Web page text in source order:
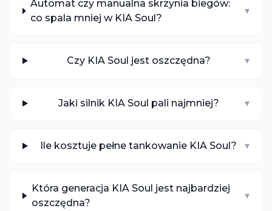
Automat czy manualna skrzynia biegów:
co spala mniej w KIA Soul?
▾
Czy KIA Soul jest oszczędna? ▾
Jaki silnik KIA Soul pali najmniej? ▾
Ile kosztuje pełne tankowanie KIA Soul? ▾
Która generacja KIA Soul jest najbardziej
oszczędna?
▾